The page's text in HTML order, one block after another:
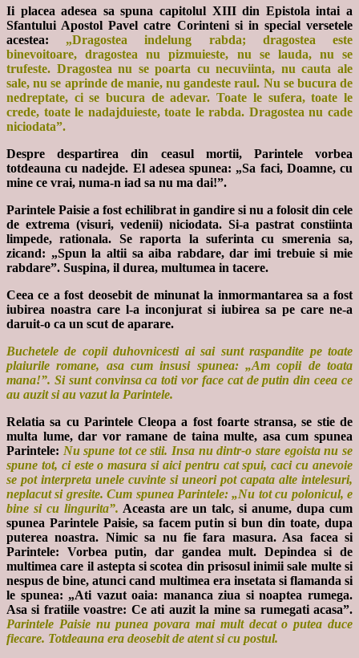
Ii placea adesea sa spuna capitolul XIII din Epistola intai a
Sfantului Apostol Pavel catre Corinteni si in special versetele
acestea: „Dragostea indelung rabda; dragostea este
binevoitoare, dragostea nu pizmuieste, nu se lauda, nu se
trufeste. Dragostea nu se poarta cu necuviinta, nu cauta ale
sale, nu se aprinde de manie, nu gandeste raul. Nu se bucura de
nedreptate, ci se bucura de adevar. Toate le sufera, toate le
crede, toate le nadajduieste, toate le rabda. Dragostea nu cade
niciodata”.
Despre despartirea din ceasul mortii, Parintele vorbea
totdeauna cu nadejde. El adesea spunea: „Sa faci, Doamne, cu
mine ce vrai, numa-n iad sa nu ma dai!”.
Parintele Paisie a fost echilibrat in gandire si nu a folosit din cele
de extrema (visuri, vedenii) niciodata. Si-a pastrat constiinta
limpede, rationala. Se raporta la suferinta cu smerenia sa,
zicand: „Spun la altii sa aiba rabdare, dar imi trebuie si mie
rabdare”. Suspina, il durea, multumea in tacere.
Ceea ce a fost deosebit de minunat la inmormantarea sa a fost
iubirea noastra care l-a inconjurat si iubirea sa pe care ne-a
daruit-o ca un scut de aparare.
Buchetele de copii duhovnicesti ai sai sunt raspandite pe toate
plaiurile romane, asa cum insusi spunea: „Am copii de toata
mana!”. Si sunt convinsa ca toti vor face cat de putin din ceea ce
au auzit si au vazut la Parintele.
Relatia sa cu Parintele Cleopa a fost foarte stransa, se stie de
multa lume, dar vor ramane de taina multe, asa cum spunea
Parintele: Nu spune tot ce stii. Insa nu dintr-o stare egoista nu se
spune tot, ci este o masura si aici pentru cat spui, caci cu anevoie
se pot interpreta unele cuvinte si uneori pot capata alte intelesuri,
neplacut si gresite. Cum spunea Parintele: „Nu tot cu polonicul, e
bine si cu lingurita”. Aceasta are un talc, si anume, dupa cum
spunea Parintele Paisie, sa facem putin si bun din toate, dupa
puterea noastra. Nimic sa nu fie fara masura. Asa facea si
Parintele: Vorbea putin, dar gandea mult. Depindea si de
multimea care il astepta si scotea din prisosul inimii sale multe si
nespus de bine, atunci cand multimea era insetata si flamanda si
le spunea: „Ati vazut oaia: mananca ziua si noaptea rumega.
Asa si fratiile voastre: Ce ati auzit la mine sa rumegati acasa”.
Parintele Paisie nu punea povara mai mult decat o putea duce
fiecare. Totdeauna era deosebit de atent si cu postul.